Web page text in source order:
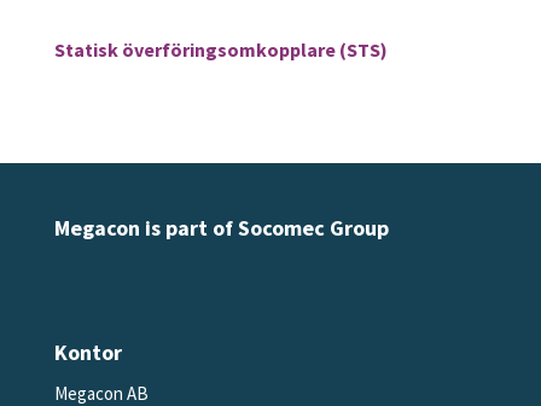
Statisk överföringsomkopplare (STS)
Megacon is part of Socomec Group
Kontor
Megacon AB